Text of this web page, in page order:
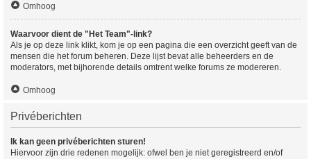
Omhoog
Waarvoor dient de "Het Team"-link?
Als je op deze link klikt, kom je op een pagina die een overzicht geeft van de
mensen die het forum beheren. Deze lijst bevat alle beheerders en de
moderators, met bijhorende details omtrent welke forums ze modereren.
Omhoog
Privéberichten
Ik kan geen privéberichten sturen!
Hiervoor zijn drie redenen mogelijk: ofwel ben je niet geregistreerd en/of